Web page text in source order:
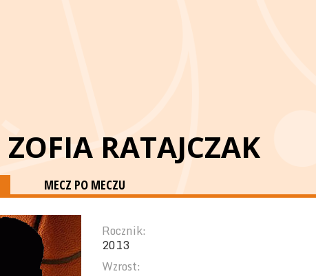
ZOFIA RATAJCZAK
MECZ PO MECZU
Rocznik:
2013
Wzrost: